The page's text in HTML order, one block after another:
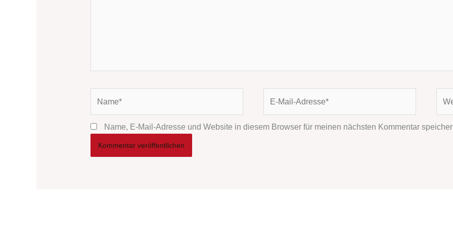
Adresse*
Name, E-Mail-Adresse und Website in diesem Browser für meinen nächsten Kommentar